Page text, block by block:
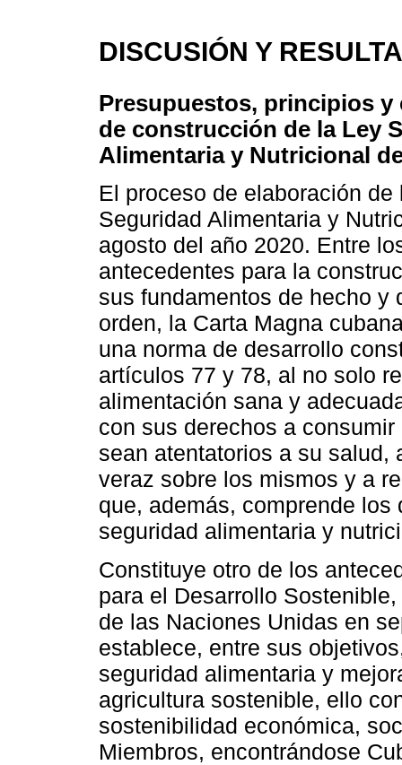
DISCUSIÓN Y
Presupuestos, principios y
de construcción de la Ley
Alimentaria y Nutricional
El proceso de elaboración
Seguridad Alimentaria y
agosto del año 2020. Entre
antecedentes para la
sus fundamentos de hecho y
orden, la Carta Magna
una norma de desarrollo
artículos 77 y 78, al no solo
alimentación sana y
con sus derechos a
sean atentatorios a su salud,
veraz sobre los mismos y a
que, además, comprende
seguridad alimentaria y
Constituye otro de los
para el Desarrollo
de las Naciones Unidas en
establece, entre sus
seguridad alimentaria y
agricultura sostenible, ello
sostenibilidad económica,
Miembros, encontrándose